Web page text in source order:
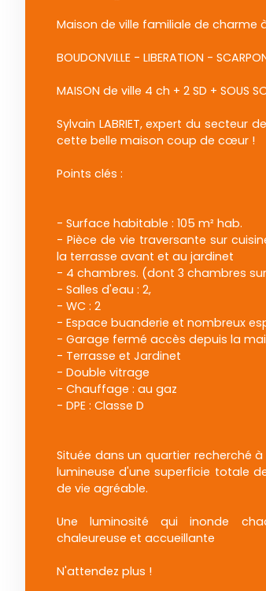
Maison de ville familiale de charme
BOUDONVILLE - LIBERATION -
MAISON de ville 4 ch + 2 SD + SOUS
Sylvain LABRIET, expert du secteur
cette belle maison coup de cœur !
Points clés :
- Surface habitable : 105 m² hab.
- Pièce de vie traversante sur
la terrasse avant et au jardinet
- 4 chambres. (dont 3 chambres
- Salles d'eau : 2,
- WC : 2
- Espace buanderie et nombreux
- Garage fermé accès depuis la
- Terrasse et Jardinet
- Double vitrage
- Chauffage : au gaz
- DPE : Classe D
Située dans un quartier recherché
lumineuse d'une superficie totale
de vie agréable.
Une luminosité qui inonde
chaleureuse et accueillante
N'attendez plus !